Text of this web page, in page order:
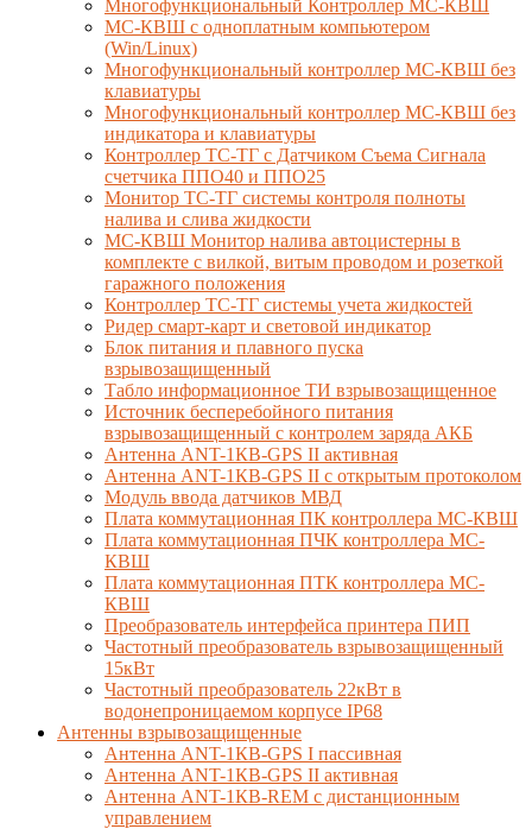
Многофункциональный Контроллер МС-КВШ
МС-КВШ с одноплатным компьютером
(Win/Linux)
Многофункциональный контроллер МС-КВШ без
клавиатуры
Многофункциональный контроллер МС-КВШ без
индикатора и клавиатуры
Контроллер ТС-ТГ с Датчиком Съема Сигнала
счетчика ППО40 и ППО25
Монитор ТС-ТГ системы контроля полноты
налива и слива жидкости
МС-КВШ Монитор налива автоцистерны в
комплекте с вилкой, витым проводом и розеткой
гаражного положения
Контроллер ТС-ТГ системы учета жидкостей
Ридер смарт-карт и световой индикатор
Блок питания и плавного пуска
взрывозащищенный
Табло информационное ТИ взрывозащищенное
Источник бесперебойного питания
взрывозащищенный с контролем заряда АКБ
Антенна ANT-1КВ-GPS II активная
Антенна ANT-1КВ-GPS II с открытым протоколом
Модуль ввода датчиков МВД
Плата коммутационная ПК контроллера МС-КВШ
Плата коммутационная ПЧК контроллера МС-
КВШ
Плата коммутационная ПТК контроллера МС-
КВШ
Преобразователь интерфейса принтера ПИП
Частотный преобразователь взрывозащищенный
15кВт
Частотный преобразователь 22кВт в
водонепроницаемом корпусе IP68
Антенны взрывозащищенные
Антенна ANT-1КВ-GPS I пассивная
Антенна ANT-1КВ-GPS II активная
Антенна ANT-1КВ-REM c дистанционным
управлением